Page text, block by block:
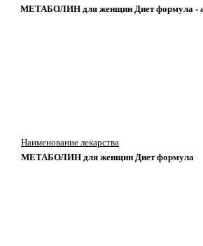
МЕТАБОЛИН для женщин Диет формула -
Наименование лекарства
МЕТАБОЛИН для женщин Диет формула